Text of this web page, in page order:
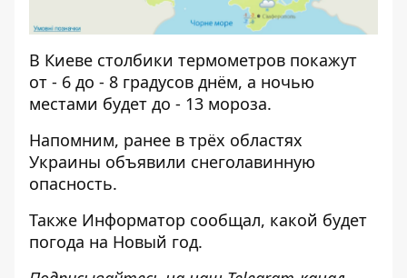
В Киеве столбики термометров покажут
от - 6 до - 8 градусов днём, а ночью
местами будет до - 13 мороза.
Напомним, ранее в трёх областях
Украины объявили снеголавинную
опасность.
Также Информатор сообщал, какой будет
погода на Новый год.